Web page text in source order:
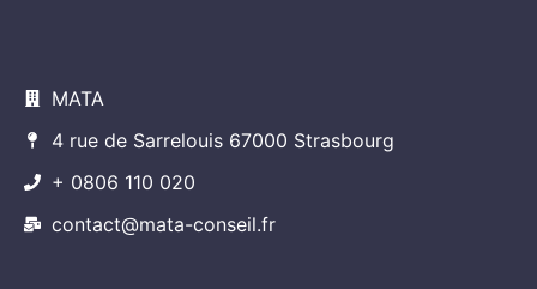
MATA
4 rue de Sarrelouis 67000 Strasbourg
+ 0806 110 020
contact@mata-conseil.fr